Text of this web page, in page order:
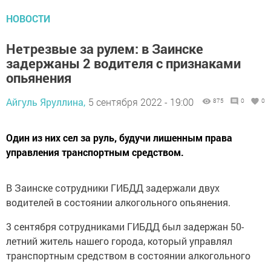
НОВОСТИ
Нетрезвые за рулем: в Заинске
задержаны 2 водителя с признаками
опьянения
Айгуль Яруллина, 5 сентября 2022 - 19:00 875 0 0
Один из них сел за руль, будучи лишенным права
управления транспортным средством.
В Заинске сотрудники ГИБДД задержали двух
водителей в состоянии алкогольного опьянения.
3 сентября сотрудниками ГИБДД был задержан 50-
летний житель нашего города, который управлял
транспортным средством в состоянии алкогольного